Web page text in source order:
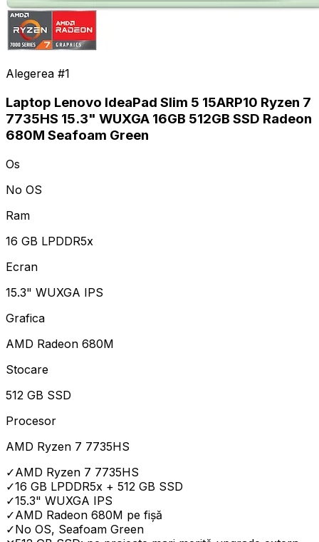
Alegerea #1
Laptop Lenovo IdeaPad Slim 5 15ARP10 Ryzen 7
7735HS 15.3" WUXGA 16GB 512GB SSD Radeon
680M Seafoam Green
Os
No OS
Ram
16 GB LPDDR5x
Ecran
15.3" WUXGA IPS
Grafica
AMD Radeon 680M
Stocare
512 GB SSD
Procesor
AMD Ryzen 7 7735HS
✓AMD Ryzen 7 7735HS
✓16 GB LPDDR5x + 512 GB SSD
✓15.3" WUXGA IPS
✓AMD Radeon 680M pe fișă
✓No OS, Seafoam Green